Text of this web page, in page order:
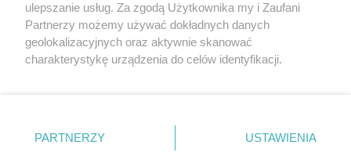
ulepszanie usług. Za zgodą Użytkownika my i Zaufani
Partnerzy możemy używać dokładnych danych
geolokalizacyjnych oraz aktywnie skanować
charakterystykę urządzenia do celów identyfikacji.
zmienić/wycofać klikając przycisk ustawień prywatności
znajdujący się w lewym dolnym rogu strony
PARTNERZY USTAWIENIA